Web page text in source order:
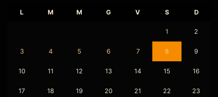
L M M G V S D
1 2
3 4 5 6 7 8 9
10 11 12 13 14 15 16
17 18 19 20 21 22 23